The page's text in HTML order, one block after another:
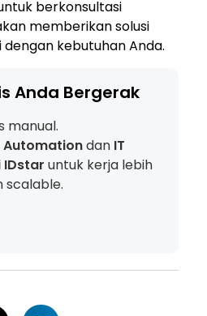
berkonsultasi
memberikan solusi
kebutuhan Anda.
Anda Bergerak
manual.
Automationdan IT
untuk kerja lebih
scalable.